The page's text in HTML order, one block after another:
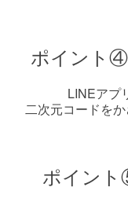
ポイン
LINEアプ
二次元コードを
ポイン